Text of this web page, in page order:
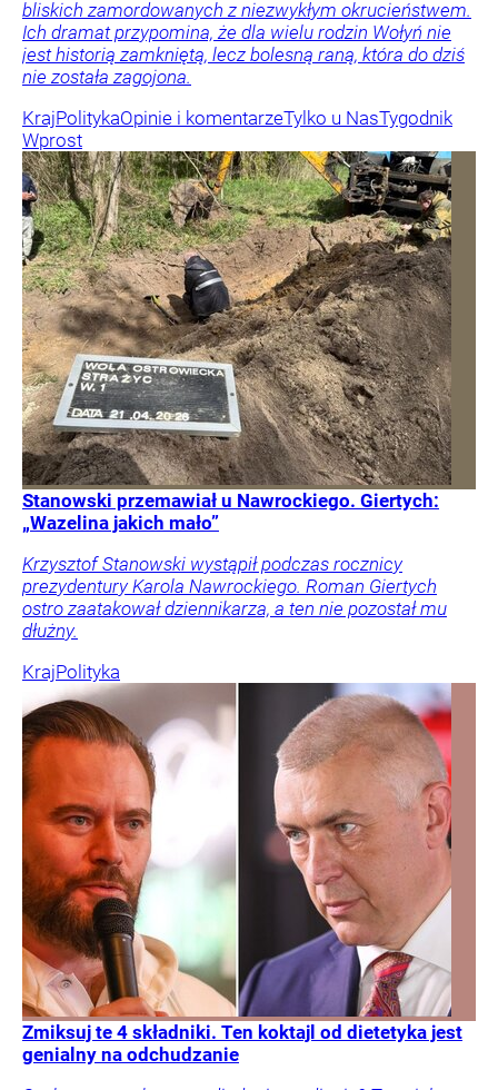
bliskich zamordowanych z niezwykłym okrucieństwem.
Ich dramat przypomina, że dla wielu rodzin Wołyń nie
jest historią zamkniętą, lecz bolesną raną, która do dziś
nie została zagojona.
KrajPolitykaOpinie i komentarzeTylko u NasTygodnik
Wprost
Stanowski przemawiał u Nawrockiego. Giertych:
„Wazelina jakich mało”
Krzysztof Stanowski wystąpił podczas rocznicy
prezydentury Karola Nawrockiego. Roman Giertych
ostro zaatakował dziennikarza, a ten nie pozostał mu
dłużny.
KrajPolityka
Zmiksuj te 4 składniki. Ten koktajl od dietetyka jest
genialny na odchudzanie